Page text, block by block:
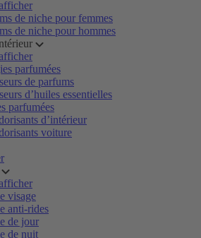
de niche pour femmes
de niche pour hommes
parfumées
de parfums
d’huiles essentielles
parfumées
d’intérieur
voiture
visage
anti-rides
de jour
de nuit